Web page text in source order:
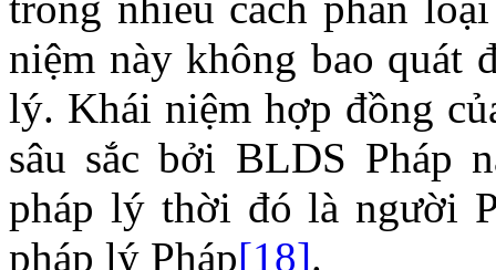
niệm này không bao quát
lý. Khái niệm hợp đồng
sâu sắc bởi BLDS Pháp
pháp lý thời đó là người
pháp lý Pháp[18].